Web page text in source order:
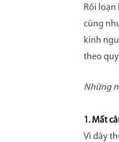
Rối
cũng
kinh
theo
Những
1. Mất
Vì đây